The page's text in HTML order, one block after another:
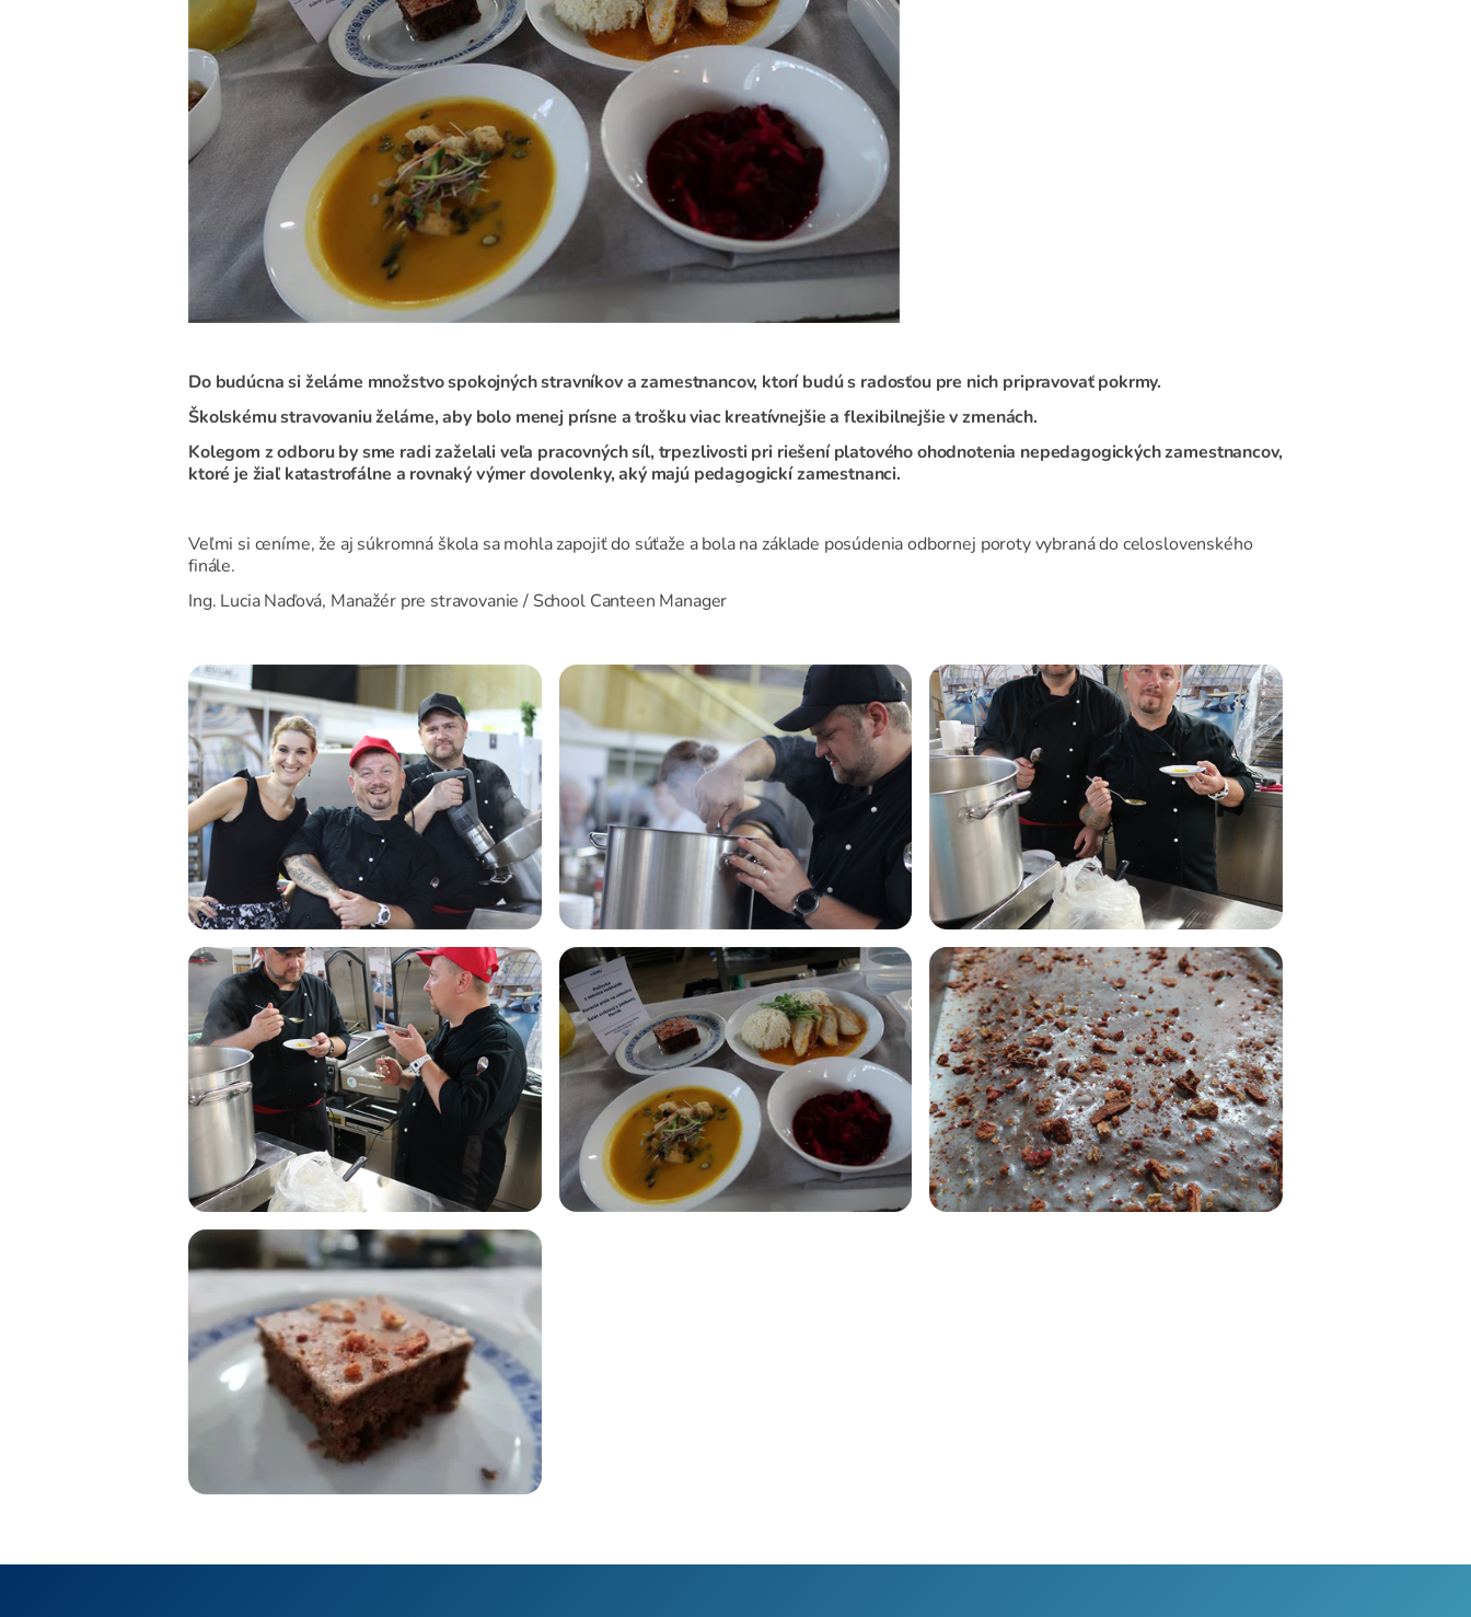
Do budúcna si želáme množstvo spokojných stravníkov a zamestnancov, ktorí budú s radosťou pre nich pripravovať pokrmy.
Školskému stravovaniu želáme, aby bolo menej prísne a trošku viac kreatívnejšie a flexibilnejšie v zmenách.
Kolegom z odboru by sme radi zaželali veľa pracovných síl, trpezlivosti pri riešení platového ohodnotenia nepedagogických zamestnancov,
ktoré je žiaľ katastrofálne a rovnaký výmer dovolenky, aký majú pedagogickí zamestnanci.
Veľmi si ceníme, že aj súkromná škola sa mohla zapojiť do súťaže a bola na základe posúdenia odbornej poroty vybraná do celoslovenského
finále.
Ing. Lucia Naďová, Manažér pre stravovanie / School Canteen Manager